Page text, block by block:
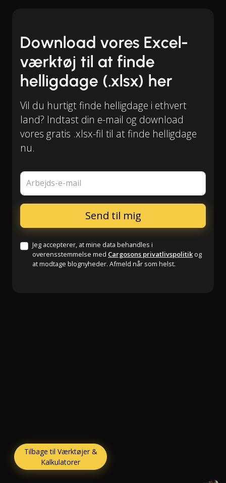
Download vores Excel-
værktøj til at finde
helligdage (.xlsx) her
Vil du hurtigt finde helligdage i ethvert
land? Indtast din e-mail og download
vores gratis .xlsx-fil til at finde helligdage
nu.
Arbejds-e-mail
Jeg accepterer, at mine data behandles i
overensstemmelse med Cargosons privatlivspolitik og
at modtage blognyheder. Afmeld når som helst.
Tilbage til Værktøjer &
Kalkulatorer